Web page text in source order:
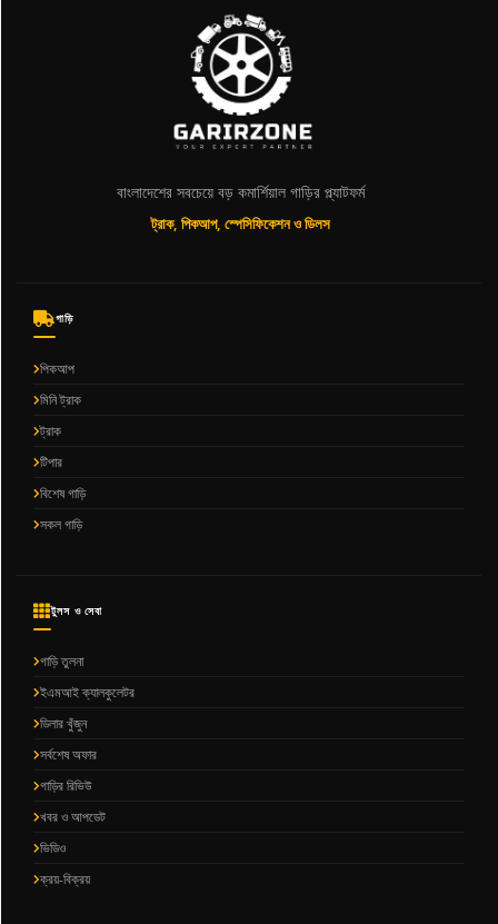
বাংলাদেশের সবচেয়ে বড় কমার্শিয়াল গাড়ির প্ল্যাটফর্ম
ট্রাক, পিকআপ, স্পেসিফিকেশন ও ডিলস
গাড়ি
পিকআপ
মিনি ট্রাক
ট্রাক
টিপার
বিশেষ গাড়ি
সকল গাড়ি
টুলস ও সেবা
গাড়ি তুলনা
ইএমআই ক্যালকুলেটর
ডিলার খুঁজুন
সর্বশেষ অফার
গাড়ির রিভিউ
খবর ও আপডেট
ভিডিও
ক্রয়-বিক্রয়